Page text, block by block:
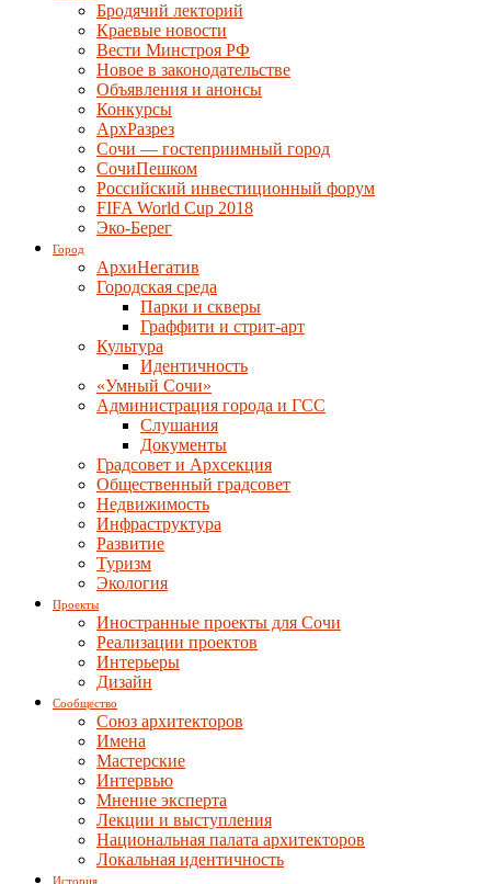
Бродячий лекторий
Краевые новости
Вести Минстроя РФ
Новое в законодательстве
Объявления и анонсы
Конкурсы
АрхРазрез
Сочи — гостеприимный город
СочиПешком
Российский инвестиционный форум
FIFA World Cup 2018
Эко-Берег
Город
АрхиНегатив
Городская среда
Парки и скверы
Граффити и стрит-арт
Культура
Идентичность
«Умный Сочи»
Администрация города и ГСС
Слушания
Документы
Градсовет и Архсекция
Общественный градсовет
Недвижимость
Инфраструктура
Развитие
Туризм
Экология
Проекты
Иностранные проекты для Сочи
Реализации проектов
Интерьеры
Дизайн
Сообщество
Союз архитекторов
Имена
Мастерские
Интервью
Мнение эксперта
Лекции и выступления
Национальная палата архитекторов
Локальная идентичность
История